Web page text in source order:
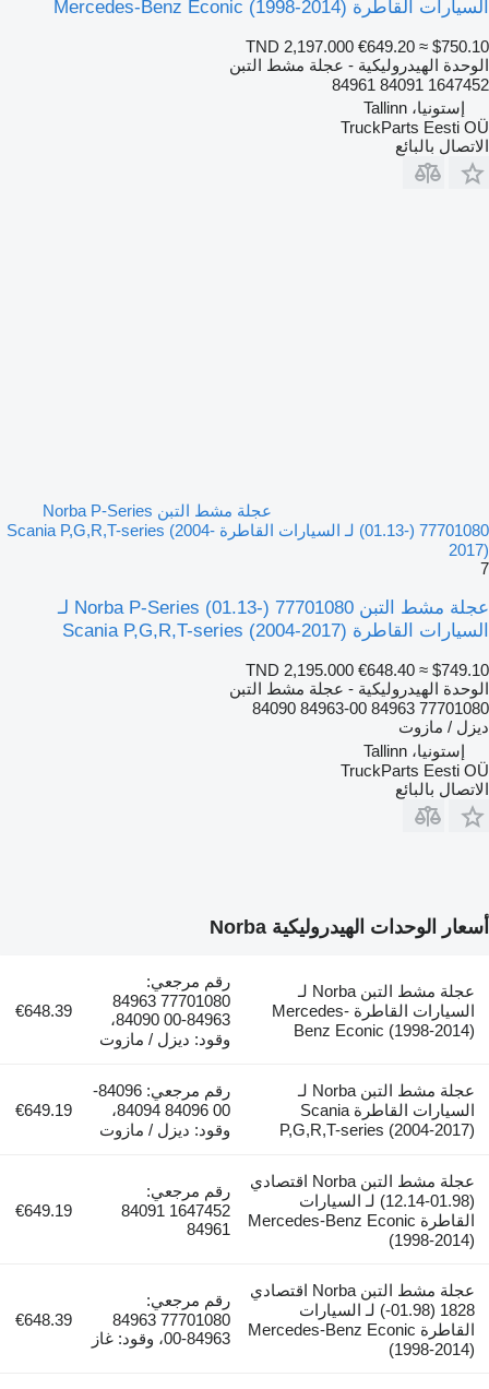
السيارات القاطرة Mercedes-Benz Econic (1998-2014)
TND 2,197.000 €649.20 ≈ $750.10
الوحدة الهيدروليكية - عجلة مشط التبن
1647452 84091 84961
إستونيا، Tallinn
TruckParts Eesti OÜ
الاتصال بالبائع
عجلة مشط التبن Norba P-Series
(01.13-) 77701080 لـ السيارات القاطرة Scania P,G,R,T-series (2004-
2017)
7
عجلة مشط التبن Norba P-Series (01.13-) 77701080 لـ
السيارات القاطرة Scania P,G,R,T-series (2004-2017)
TND 2,195.000 €648.40 ≈ $749.10
الوحدة الهيدروليكية - عجلة مشط التبن
77701080 84963 84963-00 84090
ديزل / مازوت
إستونيا، Tallinn
TruckParts Eesti OÜ
الاتصال بالبائع
أسعار الوحدات الهيدروليكية Norba
عجلة مشط التبن Norba لـ
السيارات القاطرة Mercedes-
Benz Econic (1998-2014)
رقم مرجعي:
77701080 84963
84963-00 84090،
وقود: ديزل / مازوت
€648.39
عجلة مشط التبن Norba لـ
السيارات القاطرة Scania
P,G,R,T-series (2004-2017)
رقم مرجعي: 84096-
00 84096 84094،
وقود: ديزل / مازوت
€649.19
عجلة مشط التبن Norba اقتصادي
(01.98-12.14) لـ السيارات
القاطرة Mercedes-Benz Econic
(1998-2014)
رقم مرجعي:
1647452 84091
84961
€649.19
عجلة مشط التبن Norba اقتصادي
1828 (01.98-) لـ السيارات
القاطرة Mercedes-Benz Econic
(1998-2014)
رقم مرجعي:
77701080 84963
84963-00، وقود: غاز
€648.39